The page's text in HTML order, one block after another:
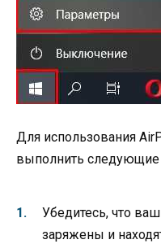
Для использования
выполнить следующие
Убедитесь, что
заряжены и